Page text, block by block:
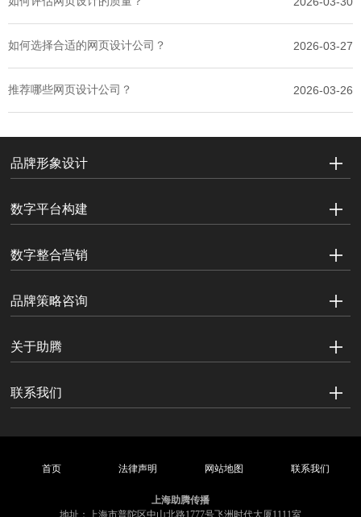
如何选择合适的网页设计公司？ 2026-03-27
推荐哪些网页设计公司？ 2026-03-26
品牌形象设计
数字平台构建
数字整合营销
品牌策略咨询
关于助腾
联系我们
首页 法律声明 网站地图 联系我们
上海助腾传播
地址：上海市普陀区中山北路1777号飞洲时代大厦1111室